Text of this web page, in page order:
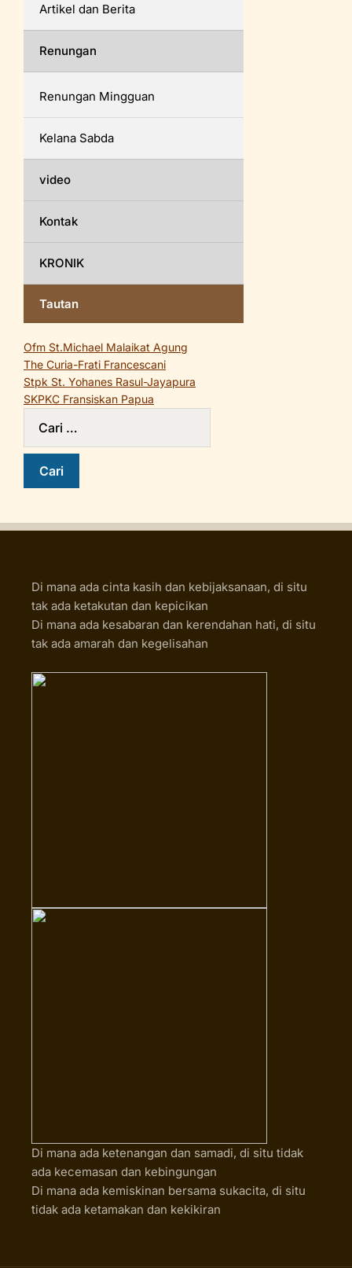
Artikel dan Berita
Renungan
Renungan Mingguan
Kelana Sabda
video
Kontak
KRONIK
Tautan
Ofm St.Michael Malaikat Agung
The Curia-Frati Francescani
Stpk St. Yohanes Rasul-Jayapura
SKPKC Fransiskan Papua
Di mana ada cinta kasih dan kebijaksanaan, di situ
tak ada ketakutan dan kepicikan
Di mana ada kesabaran dan kerendahan hati, di situ
tak ada amarah dan kegelisahan
Di mana ada ketenangan dan samadi, di situ tidak
ada kecemasan dan kebingungan
Di mana ada kemiskinan bersama sukacita, di situ
tidak ada ketamakan dan kekikiran